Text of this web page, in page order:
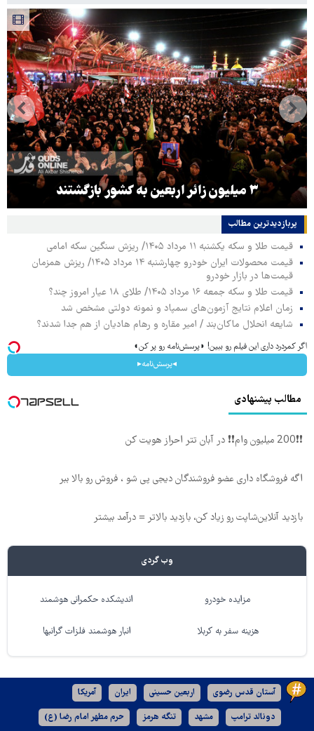
۳ میلیون زائر اربعین به کشور بازگشتند
پربازدیدترین‌ مطالب
قیمت طلا و سکه یکشنبه ۱۱ مرداد ۱۴۰۵/ ریزش سنگین سکه امامی
قیمت محصولات ایران خودرو چهارشنبه ۱۴ مرداد ۱۴۰۵/ ریزش همزمان
قیمت‌ها در بازار خودرو
قیمت طلا و سکه جمعه ۱۶ مرداد ۱۴۰۵/ طلای ۱۸ عیار امروز چند؟
زمان اعلام نتایج آزمون‌های سمپاد و نمونه دولتی مشخص شد
شایعه انحلال ماکان‌بند / امیر مقاره و رهام هادیان از هم جدا شدند؟
اگر کمردرد داری این فیلم رو ببین! ◗پرسش‌نامه رو پر کن◖
◂پرسش‌نامه▸
مطالب پیشنهادی
❗❗200 میلیون وام❗❗ در آبان تتر احراز هویت کن
اگه فروشگاه داری عضو فروشندگان دیجی پی شو ، فروش رو بالا ببر
بازدید آنلاین‌شاپت رو زیاد کن، بازدید بالاتر = درآمد بیشتر
وب گردی
مزایده خودرو اندیشکده حکمرانی هوشمند
هزینه سفر به کربلا انبار هوشمند فلزات گرانبها
آستان قدس رضوی اربعین حسینی ایران آمریکا
دونالد ترامپ مشهد تنگه هرمز حرم مطهر امام رضا (ع)